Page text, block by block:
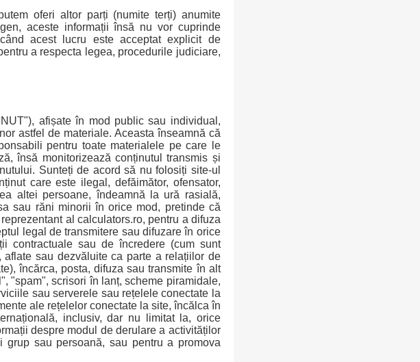
oferi altor parți (numite terți) anumite
aceste informații însă nu vor cuprinde
acest lucru este acceptat explicit de
a respecta legea, procedurile judiciare,
afișate în mod public sau individual,
astfel de materiale. Aceasta înseamnă că
pentru toate materialele pe care le
însă monitorizează conținutul transmis și
Sunteți de acord să nu folosiți site-ul
care este ilegal, defăimător, ofensator,
altei persoane, îndeamnă la ură rasială,
sau răni minorii în orice mod, pretinde că
al calculators.ro, pentru a difuza
legal de transmitere sau difuzare în orice
contractuale sau de încredere (cum sunt
sau dezvăluite ca parte a relațiilor de
încărca, posta, difuza sau transmite în alt
"spam", scrisori în lanț, scheme piramidale,
sau serverele sau rețelele conectate la
ale rețelelor conectate la site, încălca în
inclusiv, dar nu limitat la, orice
despre modul de derulare a activităților
sau persoană, sau pentru a promova